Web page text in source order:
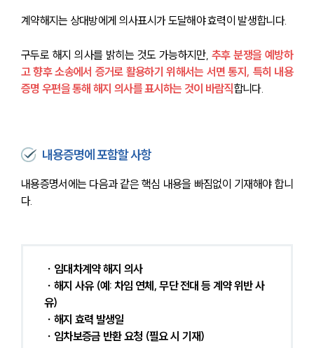
계약해지는 상대방에게 의사표시가 도달해야 효력이 발생합니다.
구두로 해지 의사를 밝히는 것도 가능하지만, 추후 분쟁을 예방하
고 향후 소송에서 증거로 활용하기 위해서는 서면 통지, 특히 내용
증명 우편을 통해 해지 의사를 표시하는 것이 바람직합니다.
내용증명에 포함할 사항
내용증명서에는 다음과 같은 핵심 내용을 빠짐없이 기재해야 합니
다.
∙ 임대차계약 해지 의사
유)
∙ 해지 효력 발생일
∙ 임차보증금 반환 요청 (필요 시 기재)